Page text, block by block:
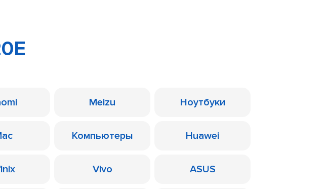
Meizu Ноутбуки
Компьютеры Huawei
Vivo ASUS